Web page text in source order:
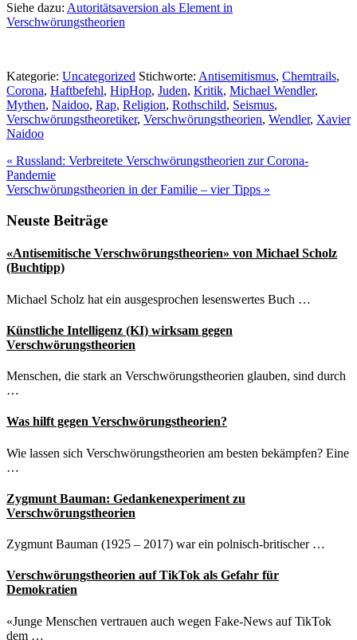
Siehe dazu: Autoritätsaversion als Element in
Verschwörungstheorien
Kategorie: Uncategorized Stichworte: Antisemitismus, Chemtrails,
Corona, Haftbefehl, HipHop, Juden, Kritik, Michael Wendler,
Mythen, Naidoo, Rap, Religion, Rothschild, Seismus,
Verschwörungstheoretiker, Verschwörungstheorien, Wendler, Xavier
Naidoo
Vorheriger
Beitrag:
« Russland: Verbreitete Verschwörungstheorien zur Corona-
Pandemie
Nächster
Verschwörungstheorien in der Familie – vier Tipps »
Seitenspalte
Neuste Beiträge
«Antisemitische Verschwörungstheorien» von Michael Scholz
(Buchtipp)
Michael Scholz hat ein ausgesprochen lesenswertes Buch …
Künstliche Intelligenz (KI) wirksam gegen
Verschwörungstheorien
Menschen, die stark an Verschwörungstheorien glauben, sind durch
…
Was hilft gegen Verschwörungstheorien?
Wie lassen sich Verschwörungstheorien am besten bekämpfen? Eine
…
Zygmunt Bauman: Gedankenexperiment zu
Verschwörungstheorien
Zygmunt Bauman (1925 – 2017) war ein polnisch-britischer …
Verschwörungstheorien auf TikTok als Gefahr für
Demokratien
«Junge Menschen vertrauen auch wegen Fake-News auf TikTok
dem …